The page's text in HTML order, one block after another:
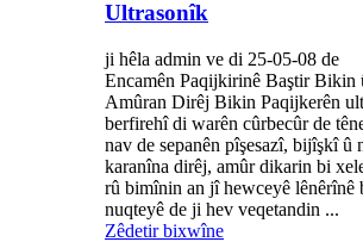
Ultrasonîk
ji hêla admin ve di 25-05-08 de
Encamên Paqijkirinê Baştir Bikin
Amûran Dirêj Bikin Paqijkerên
berfirehî di warên cûrbecûr de
nav de sepanên pîşesazî, bijîşkî û
karanîna dirêj, amûr dikarin bi
rû bimînin an jî hewceyê lênêrînê
nuqteyê de ji hev veqetandin ...
Zêdetir bixwîne